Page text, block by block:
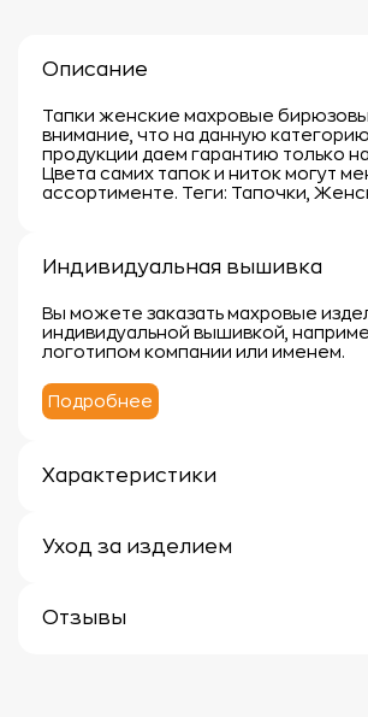
Описание
Тапки женские махровые
внимание, что на данную
продукции даем гарантию только
Цвета самих тапок и ниток могут
ассортименте. Теги: Тапочки,
Индивидуальная вышивка
Вы можете заказать махровые
индивидуальной вышивкой,
логотипом компании или именем.
Подробнее
Характеристики
Материал: 100% хлопок
Уход за изделием
чтобы сохранить их мягкость,
Отзывы